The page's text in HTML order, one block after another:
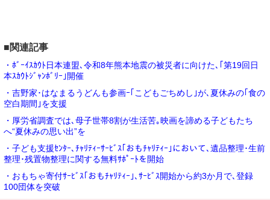
■関連記事
・ﾎﾞｰｲｽｶｳﾄ日本連盟､令和8年熊本地震の被災者に向けた､｢第19回日
本ｽｶｳﾄｼﾞｬﾝﾎﾞﾘｰ｣開催
・吉野家･はなまるうどんも参画ｰ｢こどもごちめし｣が､夏休みの｢食の
空白期間｣を支援
・厚労省調査では､母子世帯8割が生活苦｡映画を諦める子どもたち
へ“夏休みの思い出”を
・子ども支援ｾﾝﾀｰ､ﾁｬﾘﾃｨｰｻｰﾋﾞｽ｢おもﾁｬﾘﾃｨｰ｣において､遺品整理･生前
整理･残置物整理に関する無料ｻﾎﾟｰﾄを開始
・おもちゃ寄付ｻｰﾋﾞｽ｢おもﾁｬﾘﾃｨｰ｣､ｻｰﾋﾞｽ開始から約3か月で､登録
100団体を突破